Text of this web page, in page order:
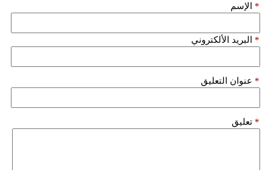
الإسم *
البريد الألكتروني *
عنوان التعليق *
تعليق *